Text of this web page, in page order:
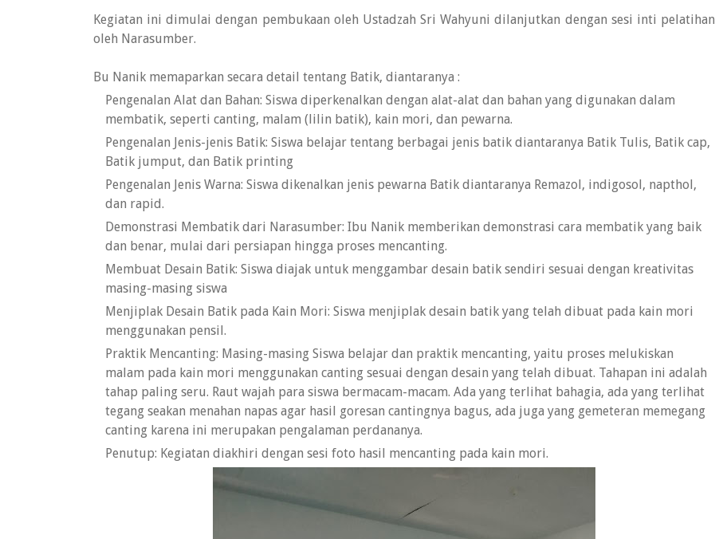
Kegiatan ini dimulai dengan pembukaan oleh Ustadzah Sri Wahyuni dilanjutkan dengan sesi inti pelatihan
oleh Narasumber.
Bu Nanik memaparkan secara detail tentang Batik, diantaranya :
Pengenalan Alat dan Bahan: Siswa diperkenalkan dengan alat-alat dan bahan yang digunakan dalam
membatik, seperti canting, malam (lilin batik), kain mori, dan pewarna.
Pengenalan Jenis-jenis Batik: Siswa belajar tentang berbagai jenis batik diantaranya Batik Tulis, Batik cap,
Batik jumput, dan Batik printing
Pengenalan Jenis Warna: Siswa dikenalkan jenis pewarna Batik diantaranya Remazol, indigosol, napthol,
dan rapid.
Demonstrasi Membatik dari Narasumber: Ibu Nanik memberikan demonstrasi cara membatik yang baik
dan benar, mulai dari persiapan hingga proses mencanting.
Membuat Desain Batik: Siswa diajak untuk menggambar desain batik sendiri sesuai dengan kreativitas
masing-masing siswa
Menjiplak Desain Batik pada Kain Mori: Siswa menjiplak desain batik yang telah dibuat pada kain mori
menggunakan pensil.
Praktik Mencanting: Masing-masing Siswa belajar dan praktik mencanting, yaitu proses melukiskan
malam pada kain mori menggunakan canting sesuai dengan desain yang telah dibuat. Tahapan ini adalah
tahap paling seru. Raut wajah para siswa bermacam-macam. Ada yang terlihat bahagia, ada yang terlihat
tegang seakan menahan napas agar hasil goresan cantingnya bagus, ada juga yang gemeteran memegang
canting karena ini merupakan pengalaman perdananya.
Penutup: Kegiatan diakhiri dengan sesi foto hasil mencanting pada kain mori.